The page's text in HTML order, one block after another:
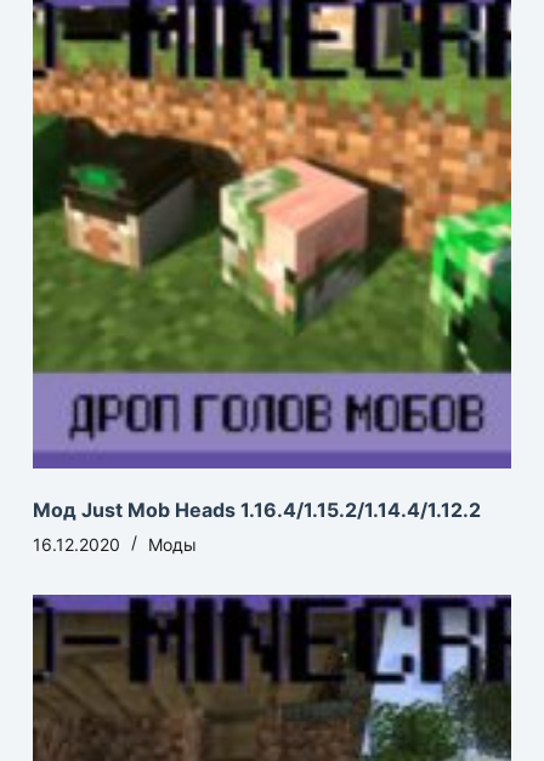
Мод Just Mob Heads 1.16.4/1.15.2/1.14.4/1.12.2
16.12.2020 Моды